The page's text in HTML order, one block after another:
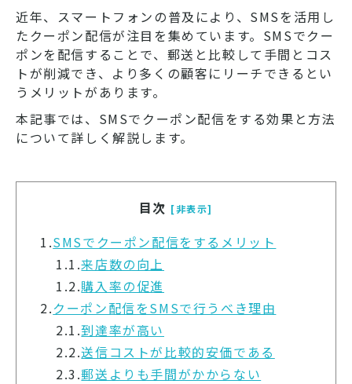
近年、スマートフォンの普及により、SMSを活用し
たクーポン配信が注目を集めています。SMSでクー
ポンを配信することで、郵送と比較して手間とコス
トが削減でき、より多くの顧客にリーチできるとい
うメリットがあります。
本記事では、SMSでクーポン配信をする効果と方法
について詳しく解説します。
目次 [非表示]
1.SMSでクーポン配信をするメリット
1.1.来店数の向上
1.2.購入率の促進
2.クーポン配信をSMSで行うべき理由
2.1.到達率が高い
2.2.送信コストが比較的安価である
2.3.郵送よりも手間がかからない